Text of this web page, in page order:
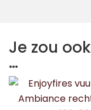
Je zou
…